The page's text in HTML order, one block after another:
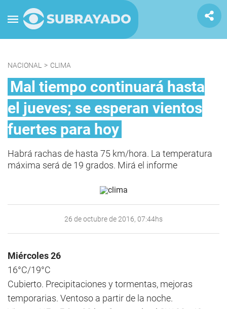
NACIONAL > CLIMA
Mal tiempo continuará hasta
el jueves; se esperan vientos
fuertes para hoy
Habrá rachas de hasta 75 km/hora. La temperatura
máxima será de 19 grados. Mirá el informe
26 de octubre de 2016, 07:44hs
Miércoles 26
16°C/19°C
Cubierto. Precipitaciones y tormentas, mejoras
temporarias. Ventoso a partir de la noche.